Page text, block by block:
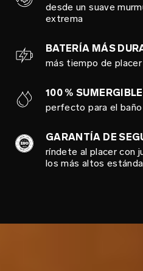
desde un suave
extrema
BATERÍA MÁS
más tiempo de placer
100 % SUMERGIBLE
perfecto para el baño
GARANTÍA DE
ríndete al placer con
los más altos